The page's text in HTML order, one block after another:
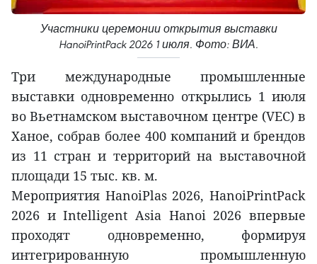
Участники церемонии открытия выставки
HanoiPrintPack 2026 1 июля. Фото: ВИА.
Три международные промышленные
выставки одновременно открылись 1 июля
во Вьетнамском выставочном центре (VEC) в
Ханое, собрав более 400 компаний и брендов
из 11 стран и территорий на выставочной
площади 15 тыс. кв. м.
Мероприятия HanoiPlas 2026, HanoiPrintPack
2026 и Intelligent Asia Hanoi 2026 впервые
проходят одновременно, формируя
интегрированную промышленную